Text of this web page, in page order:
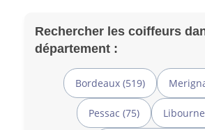
Rechercher les coiffeurs
département :
Bordeaux (519)
Pessac (75)